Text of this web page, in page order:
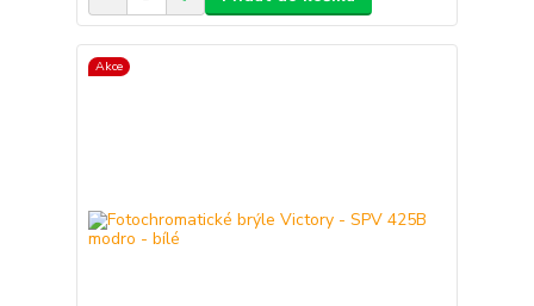
Akce